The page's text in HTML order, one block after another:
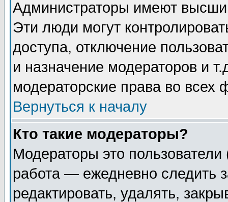
Администраторы имеют
Эти люди могут
доступа, отключение
и назначение модераторов и
модераторские права во всех
Вернуться к началу
Кто такие модераторы?
Модераторы это
работа — ежедневно следить
редактировать, удалять,